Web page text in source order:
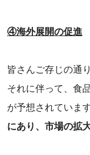
④海外展開の促進
皆さんご存じの通
それに伴って、食
が予想されていま
にあり、市場の拡